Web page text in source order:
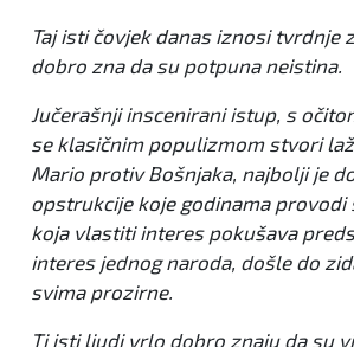
Taj isti čovjek danas iznosi tvrdnje
dobro zna da su potpuna neistina.
Jučerašnji inscenirani istup, s
se klasičnim populizmom stvori
Mario protiv Bošnjaka, najbolji je
opstrukcije koje godinama provodi
koja vlastiti interes pokušava
interes jednog naroda, došle do
svima prozirne.
Ti isti ljudi vrlo dobro znaju da su